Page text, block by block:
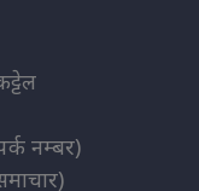
नम्बर)